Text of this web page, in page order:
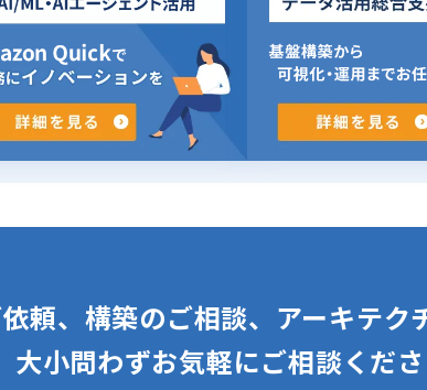
頼、構築のご相談、 アーキテク
大小問わずお気軽にご相談くださ